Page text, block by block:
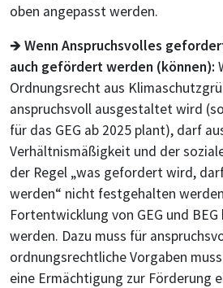
oben angepasst werden.
🡺Wenn Anspruchsvolles
auch gefördert werden (können):
Ordnungsrecht aus
anspruchsvoll ausgestaltet wird
für das GEG ab 2025 plant), darf
Verhältnismäßigkeit und der
der Regel „was gefordert wird,
werden“ nicht festgehalten
Fortentwicklung von GEG und
werden. Dazu muss für
ordnungsrechtliche Vorgaben
eine Ermächtigung zur Förderung